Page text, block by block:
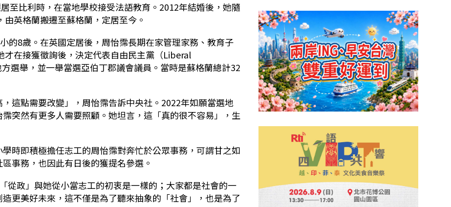
至比利時，在當地學校接受法語教育。2012年結婚後，她隨
英格蘭搬遷至蘇格蘭，定居至今。
的8歲。在英國定居後，周怡霈長期在家管理家務、教育子
在接獲徵詢後，決定代表自由民主黨（Liberal
選舉，並一舉當選亞伯丁郡議會議員。當時是蘇格蘭總計32
這點需要改變」，周怡霈告訴中央社。2022年如願當選地
突然有更多人需要照顧。她坦言，這「真的很不容易」，生
時即積極擔任志工的周怡霈對奔忙於公眾事務，可謂甘之如
事務，也因此有日後的獲提名參選。
從政」與她從小當志工的初衷是一樣的；大家都是社會的一
更美好未來，這不僅是為了聽來抽象的「社會」，也是為了